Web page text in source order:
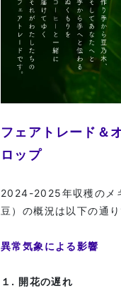
フェアトレード＆
ロップ
2024-2025年収穫のメ
豆）の概況は以下の通り
異常気象による影響
１. 開花の遅れ